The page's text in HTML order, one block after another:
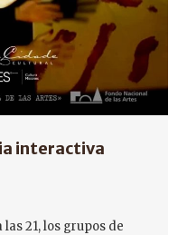
interactiva
las 21, los grupos de